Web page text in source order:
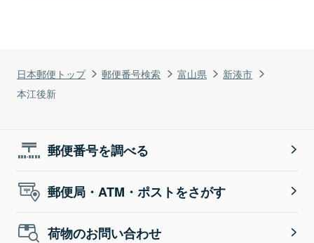
日本郵便トップ 郵便番号検索 富山県
新湊市
本江後新
郵便番号を調べる
郵便局・ATM・ポストをさがす
荷物のお問い合わせ